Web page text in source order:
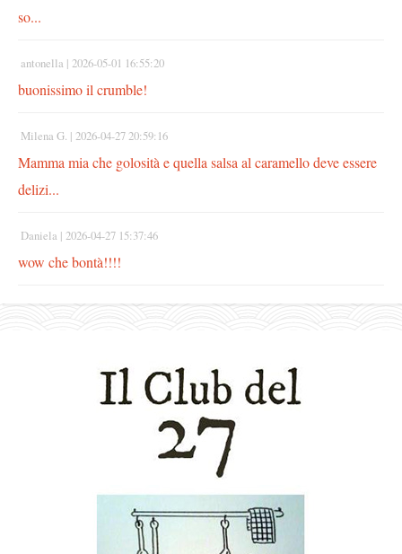
so...
antonella | 2026-05-01 16:55:20
buonissimo il crumble!
Milena G. | 2026-04-27 20:59:16
Mamma mia che golosità e quella salsa al caramello deve essere
delizi...
Daniela | 2026-04-27 15:37:46
wow che bontà!!!!